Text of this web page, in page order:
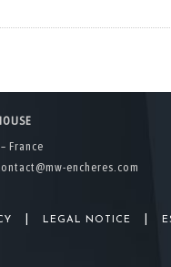
France
encheres.com
LEGAL NOTICE